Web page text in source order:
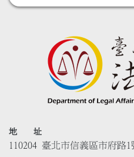
地 址
110204 臺北市信義區市府路1